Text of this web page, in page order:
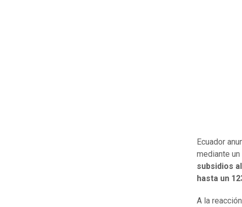
Ecuador
mediante
subsidios
hasta un
A la